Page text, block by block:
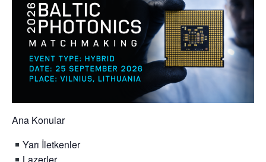
Ana Konular
Yarı İletkenler